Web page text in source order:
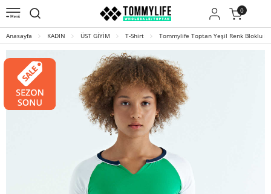
0
Anasayfa KADIN ÜST GİYİM T-Shirt Tommylife Toptan Yeşil Renk Bloklu